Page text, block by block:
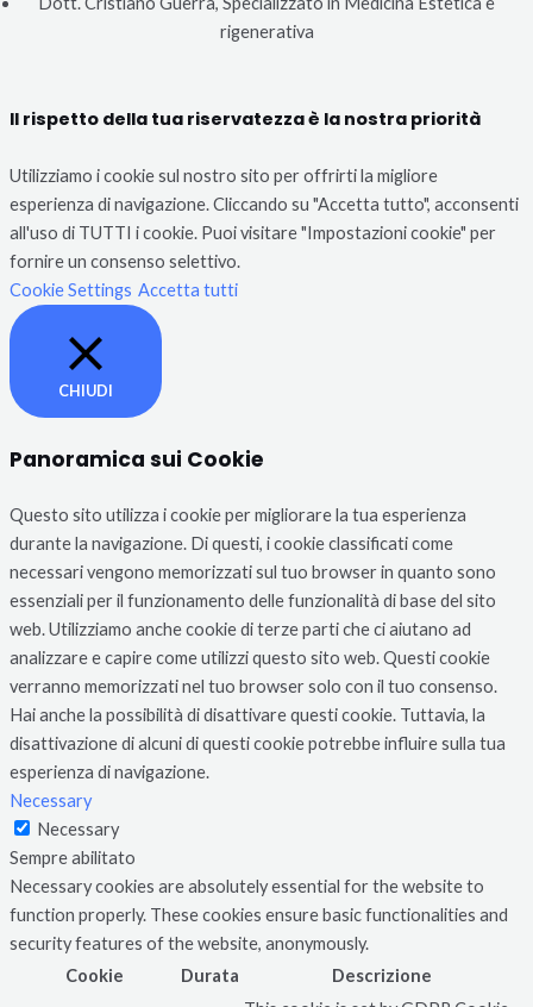
rigenerativa
Il rispetto della tua riservatezza è la nostra priorità
Utilizziamo i cookie sul nostro sito per offrirti la migliore
esperienza di navigazione. Cliccando su "Accetta tutto", acconsenti
all'uso di TUTTI i cookie. Puoi visitare "Impostazioni cookie" per
fornire un consenso selettivo.
Cookie Settings Accetta tutti
CHIUDI
Panoramica sui Cookie
Questo sito utilizza i cookie per migliorare la tua esperienza
durante la navigazione. Di questi, i cookie classificati come
necessari vengono memorizzati sul tuo browser in quanto sono
essenziali per il funzionamento delle funzionalità di base del sito
web. Utilizziamo anche cookie di terze parti che ci aiutano ad
analizzare e capire come utilizzi questo sito web. Questi cookie
verranno memorizzati nel tuo browser solo con il tuo consenso.
Hai anche la possibilità di disattivare questi cookie. Tuttavia, la
disattivazione di alcuni di questi cookie potrebbe influire sulla tua
esperienza di navigazione.
Necessary
Necessary
Sempre abilitato
Necessary cookies are absolutely essential for the website to
function properly. These cookies ensure basic functionalities and
security features of the website, anonymously.
Cookie
Durata Descrizione